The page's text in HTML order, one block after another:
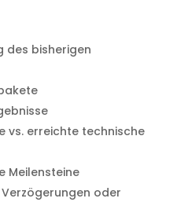
des bisherigen
vs. erreichte technische
Meilensteine
oder